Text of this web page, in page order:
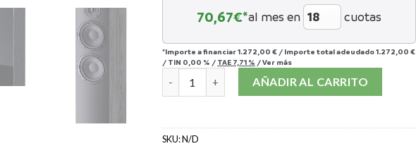
70,67€*al mes en cuotas
*Importe a financiar1.272,00 € / Importe total adeudado1.272,00 €
/ TIN 0,00 % / TAE 7,71 % /Ver más
ALTAVOZ HECO AURORA 700 cantidad
AÑADIR AL CARRITO
SKU:N/D